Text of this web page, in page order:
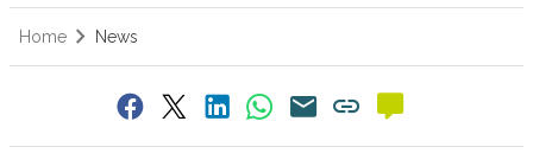
Home News